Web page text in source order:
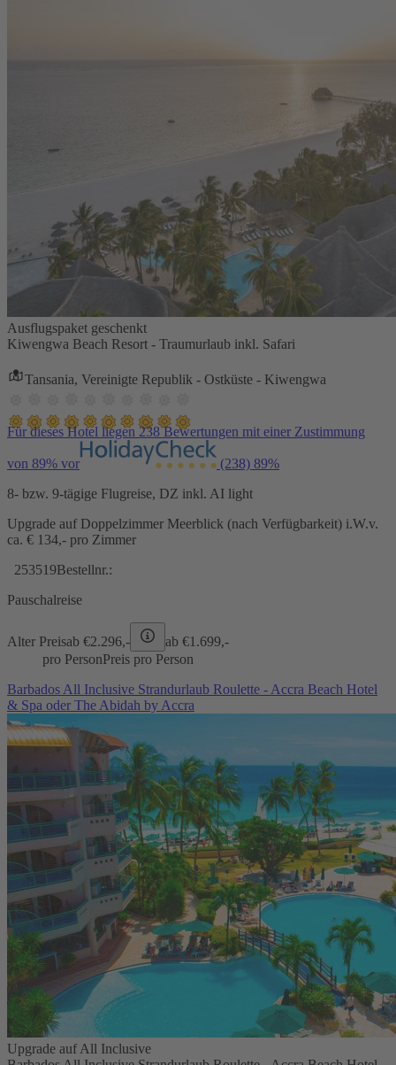
Ausflugspaket geschenkt
Kiwengwa Beach Resort - Traumurlaub inkl. Safari
Tansania, Vereinigte Republik - Ostküste - Kiwengwa
Für dieses Hotel liegen 238 Bewertungen mit einer Zustimmung
von 89% vor (238) 89%
8- bzw. 9-tägige Flugreise, DZ inkl. AI light
Upgrade auf Doppelzimmer Meerblick (nach Verfügbarkeit) i.W.v.
ca. € 134,- pro Zimmer
253519Bestellnr.:
Pauschalreise
Alter Preisab €2.296,- ab €1.699,-
pro PersonPreis pro Person
Barbados All Inclusive Strandurlaub Roulette - Accra Beach Hotel
& Spa oder The Abidah by Accra
Upgrade auf All Inclusive